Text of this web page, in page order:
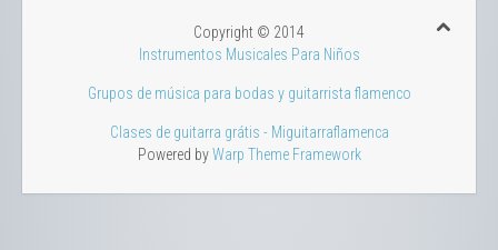
Copyright © 2014
Instrumentos Musicales Para Niños
Grupos de música para bodas y guitarrista flamenco
Clases de guitarra grátis - Miguitarraflamenca
Powered byWarp Theme Framework